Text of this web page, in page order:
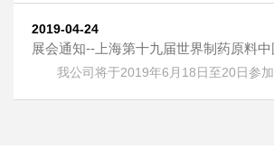
世纪城奔竞大道353号，展位号：1DQ17。 热烈欢迎广大客
户朋友光临本公司展位！
2019-04-24
展会通知--上海第十九届世界制药原料中
我公司将于2019年6月18日至20日参加
展，地址：上海新国际博览中心(浦东)，展